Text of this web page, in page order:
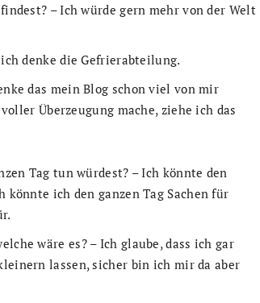
– Ich würde gern mehr von der Welt
denke die Gefrierabteilung.
das mein Blog schon viel von mir
Überzeugung mache, ziehe ich das
Tag tun würdest? – Ich könnte den
könnte ich den ganzen Tag Sachen für
wäre es? – Ich glaube, dass ich gar
lassen, sicher bin ich mir da aber